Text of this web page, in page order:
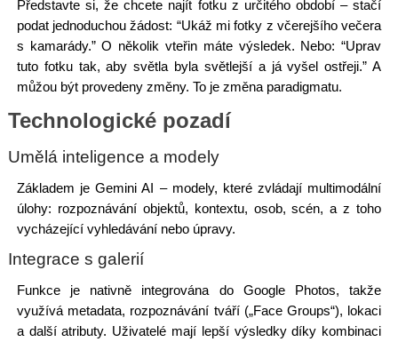
Představte si, že chcete najít fotku z určitého období – stačí
podat jednoduchou žádost: “Ukáž mi fotky z včerejšího večera
s kamarády.” O několik vteřin máte výsledek. Nebo: “Uprav
tuto fotku tak, aby světla byla světlejší a já vyšel ostřeji.” A
můžou být provedeny změny. To je změna paradigmatu.
Technologické pozadí
Umělá inteligence a modely
Základem je Gemini AI – modely, které zvládají multimodální
úlohy: rozpoznávání objektů, kontextu, osob, scén, a z toho
vycházející vyhledávání nebo úpravy.
Integrace s galerií
Funkce je nativně integrována do Google Photos, takže
využívá metadata, rozpoznávání tváří („Face Groups“), lokaci
a další atributy. Uživatelé mají lepší výsledky díky kombinaci